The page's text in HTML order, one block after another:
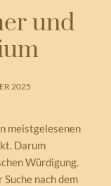
und
2025
meistgelesenen
Darum
Würdigung.
nach dem